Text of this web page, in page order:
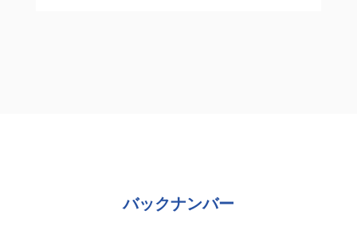
バックナンバー